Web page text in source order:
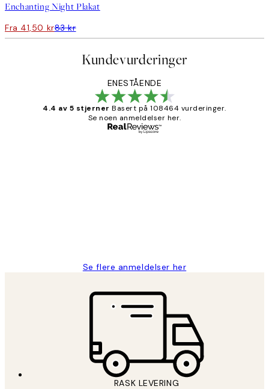
Enchanting Night Plakat
Fra 41,50 kr83 kr
Kundevurderinger
ENESTÅENDE
4.4 av 5 stjerner Basert på 108464 vurderinger.
Se noen anmeldelser her.
Se flere anmeldelser her
RASK LEVERING